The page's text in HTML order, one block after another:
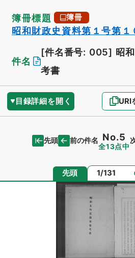
簿冊標題 簿冊
昭和財政史資料第１号第１
件名
[件名番号: 005] 昭
考書
目録詳細を開く URI
先頭 前の件名 No.5
全13点中
先頭 ページ